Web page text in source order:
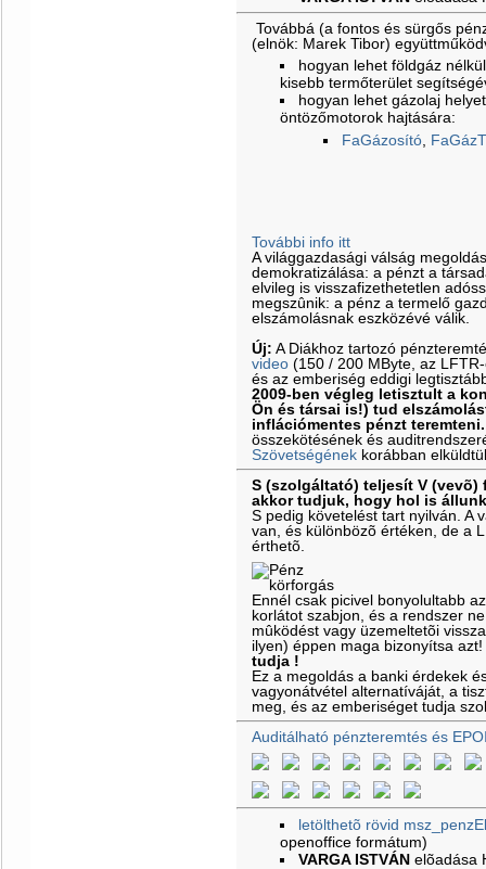
Továbbá (a fontos és sürgős
(elnök: Marek Tibor)
hogyan lehet földgáz
kisebb termőterület
hogyan lehet gázolaj
öntözőmotorok hajtására:
FaGázosító
További info itt
A világgazdasági válság
demokratizálása: a pénzt a
elvileg is visszafizethetetlen
megszûnik: a pénz a termelő
elszámolásnak eszközévé válik.
Új: A Diákhoz tartozó
video (150 / 200 MByte, az
és az emberiség eddigi
2009-ben végleg letisztult a
Ön és társai is!) tud
inflációmentes pénzt teremteni.
összekötésének és
Szövetségének korábban
S (szolgáltató) teljesít V (vevõ)
akkor tudjuk, hogy hol is állunk
S pedig követelést tart nyilván. A
van, és különbözõ értéken, de a
érthetõ.
Ennél csak picivel bonyolultabb
korlátot szabjon, és a rendszer
mûködést vagy üzemeltetõi
ilyen) éppen maga bizonyítsa azt!
tudja !
Ez a megoldás a banki érdekek
vagyonátvétel alternatíváját, a
meg, és az emberiséget tudja
Auditálható pénzteremtés és
letölthetõ rövid
openoffice formátum)
VARGA ISTVÁN elõadása